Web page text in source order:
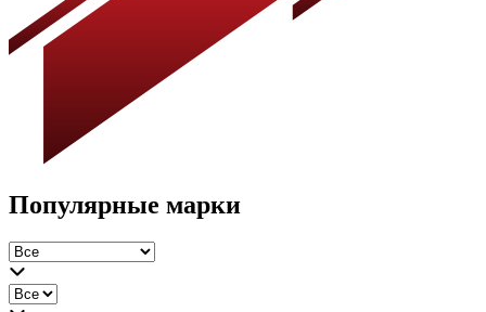
Популярные марки